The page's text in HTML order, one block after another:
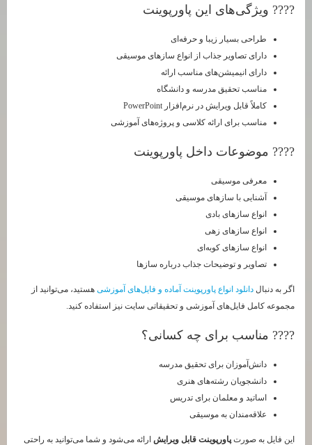
???? ویژگی‌های این پاورپوینت
طراحی بسیار زیبا و حرفه‌ای
دارای تصاویر جذاب از انواع سازهای موسیقی
دارای انیمیشن‌های مناسب ارائه
مناسب تحقیق مدرسه و دانشگاه
کاملاً قابل ویرایش در نرم‌افزار PowerPoint
مناسب برای ارائه کلاسی و پروژه‌های آموزشی
???? موضوعات داخل پاورپوینت
معرفی موسیقی
آشنایی با سازهای موسیقی
انواع سازهای بادی
انواع سازهای زهی
انواع سازهای کوبه‌ای
تصاویر و توضیحات جذاب درباره سازها
اگر به دنبال دانلود انواع پاورپوینت آماده و فایل‌های آموزشی هستید، می‌توانید از
مجموعه کامل فایل‌های آموزشی و تحقیقاتی سایت نیز استفاده کنید.
???? مناسب برای چه کسانی؟
دانش‌آموزان برای تحقیق مدرسه
دانشجویان رشته‌های هنری
اساتید و معلمان برای تدریس
علاقه‌مندان به موسیقی
این فایل به صورتپاورپوینت قابل ویرایش ارائه می‌شود و شما می‌توانید به راحتی